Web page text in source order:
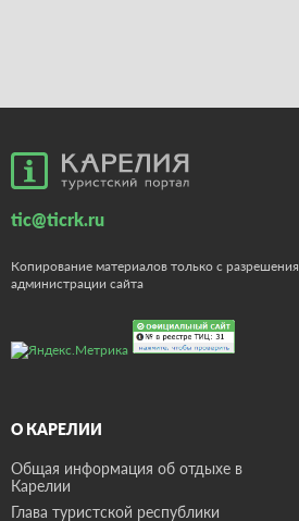
tic@ticrk.ru
Копирование материалов только с разрешения
администрации сайта
О КАРЕЛИИ
Общая информация об отдыхе в
Карелии
Глава туристской республики